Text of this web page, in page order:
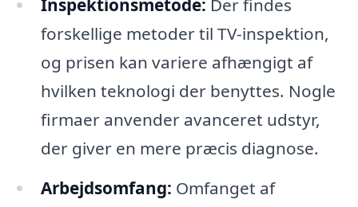
Inspektionsmetode: Der findes
forskellige metoder til TV-inspektion,
og prisen kan variere afhængigt af
hvilken teknologi der benyttes. Nogle
firmaer anvender avanceret udstyr,
der giver en mere præcis diagnose.
Arbejdsomfang: Omfanget af